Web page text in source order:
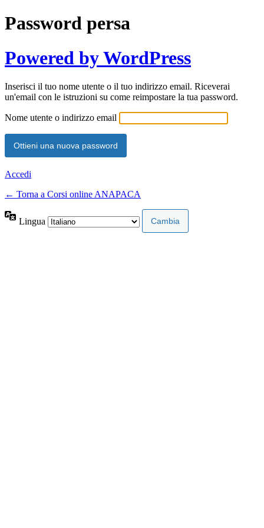
Password persa
Powered by WordPress
Inserisci il tuo nome utente o il tuo indirizzo email. Riceverai
un'email con le istruzioni su come reimpostare la tua password.
Nome utente o indirizzo email
Accedi
← Torna a Corsi online ANAPACA
Lingua